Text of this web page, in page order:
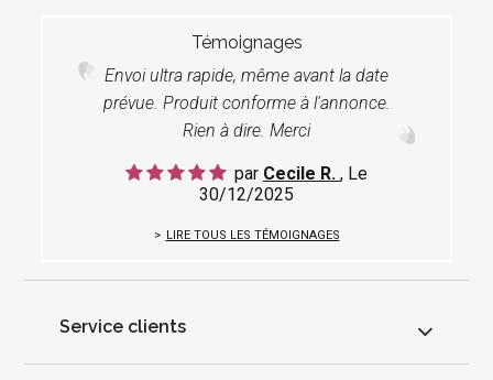
Témoignages
Envoi ultra rapide, même avant la date
prévue. Produit conforme à l'annonce.
Rien à dire. Merci
par Cecile R. , Le
30/12/2025
LIRE TOUS LES TÉMOIGNAGES
Service clients